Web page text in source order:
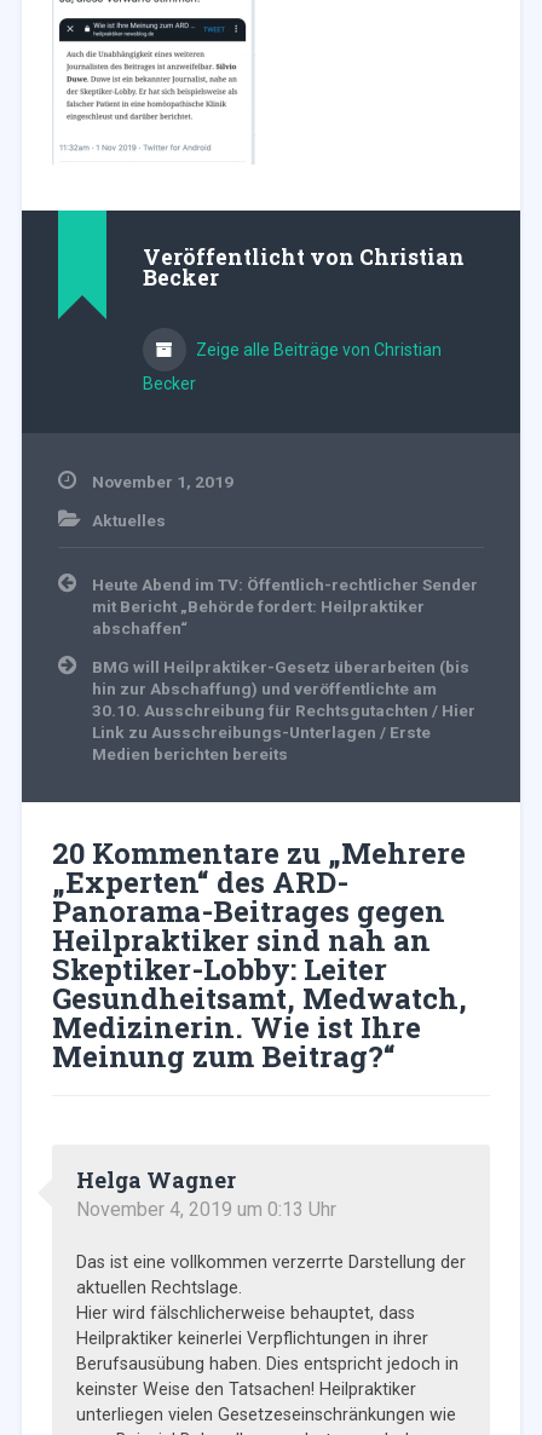
Veröffentlicht von Christian
Becker
Zeige alle Beiträge von Christian
Becker
November 1, 2019
Aktuelles
Beitragsnavigation
Heute Abend im TV: Öffentlich-rechtlicher Sender
mit Bericht „Behörde fordert: Heilpraktiker
abschaffen“
BMG will Heilpraktiker-Gesetz überarbeiten (bis
hin zur Abschaffung) und veröffentlichte am
30.10. Ausschreibung für Rechtsgutachten / Hier
Link zu Ausschreibungs-Unterlagen / Erste
Medien berichten bereits
20 Kommentare zu „Mehrere
„Experten“ des ARD-
Panorama-Beitrages gegen
Heilpraktiker sind nah an
Skeptiker-Lobby: Leiter
Gesundheitsamt, Medwatch,
Medizinerin. Wie ist Ihre
Meinung zum Beitrag?“
Helga Wagner
November 4, 2019 um 0:13 Uhr
Das ist eine vollkommen verzerrte Darstellung der
aktuellen Rechtslage.
Hier wird fälschlicherweise behauptet, dass
Heilpraktiker keinerlei Verpflichtungen in ihrer
Berufsausübung haben. Dies entspricht jedoch in
keinster Weise den Tatsachen! Heilpraktiker
unterliegen vielen Gesetzeseinschränkungen wie